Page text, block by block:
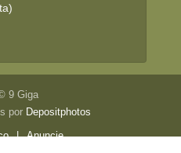
9 Giga
por Depositphotos
| Anuncie